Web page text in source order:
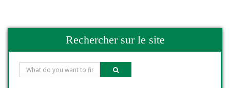
Rechercher sur le site